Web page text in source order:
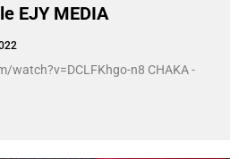
EJY MEDIA
watch?v=DCLFKhgo-n8 CHAKA -